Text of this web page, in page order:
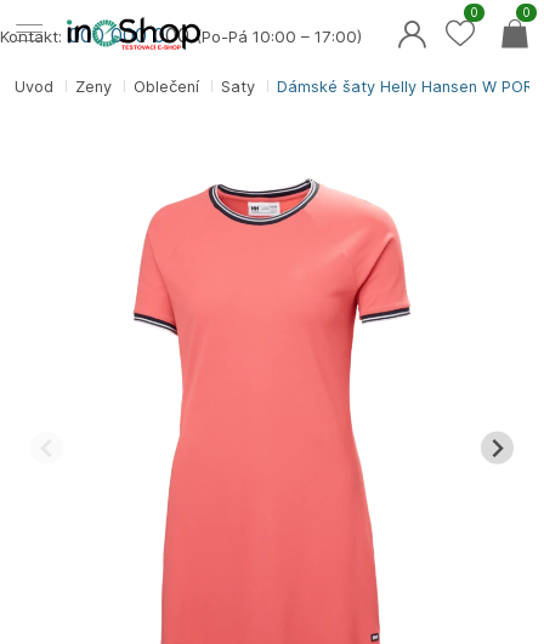
Úvod Ženy Oblečení Šaty Dámské šaty Helly Hansen W
Kontakt: 000 000 000(Po-Pá 10:00 – 17:00)
0
0